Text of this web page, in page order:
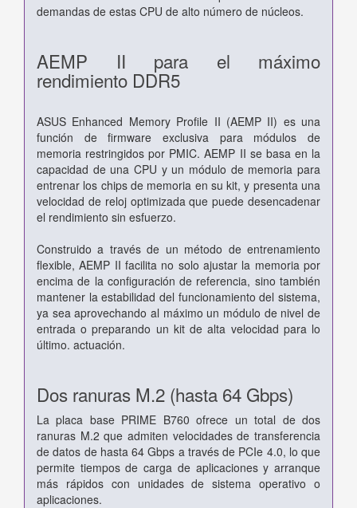
demandas de estas CPU de alto número de núcleos.
AEMP II para el máximo
rendimiento DDR5
ASUS Enhanced Memory Profile II (AEMP II) es una
función de firmware exclusiva para módulos de
memoria restringidos por PMIC. AEMP II se basa en la
capacidad de una CPU y un módulo de memoria para
entrenar los chips de memoria en su kit, y presenta una
velocidad de reloj optimizada que puede desencadenar
el rendimiento sin esfuerzo.
Construido a través de un método de entrenamiento
flexible, AEMP II facilita no solo ajustar la memoria por
encima de la configuración de referencia, sino también
mantener la estabilidad del funcionamiento del sistema,
ya sea aprovechando al máximo un módulo de nivel de
entrada o preparando un kit de alta velocidad para lo
último. actuación.
Dos ranuras M.2 (hasta 64 Gbps)
La placa base PRIME B760 ofrece un total de dos
ranuras M.2 que admiten velocidades de transferencia
de datos de hasta 64 Gbps a través de PCIe 4.0, lo que
permite tiempos de carga de aplicaciones y arranque
más rápidos con unidades de sistema operativo o
aplicaciones.